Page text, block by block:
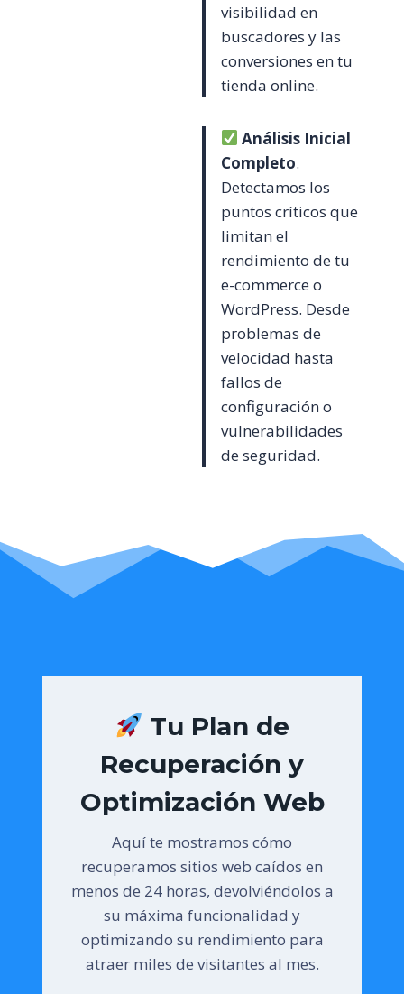
visibilidad en
buscadores y las
conversiones en tu
tienda online.
Análisis Inicial
Completo.
Detectamos los
puntos críticos que
limitan el
rendimiento de tu
e-commerce o
WordPress. Desde
problemas de
velocidad hasta
fallos de
configuración o
vulnerabilidades
de seguridad.
Tu Plan de
Recuperación y
Optimización Web
Aquí te mostramos cómo
recuperamos sitios web caídos en
menos de 24 horas, devolviéndolos a
su máxima funcionalidad y
optimizando su rendimiento para
atraer miles de visitantes al mes.